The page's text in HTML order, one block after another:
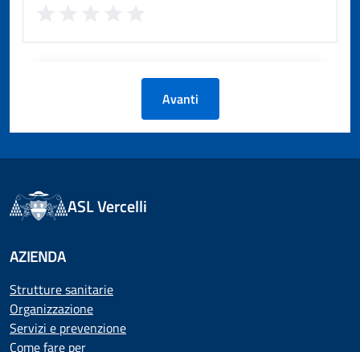
Avanti
ASL Vercelli
AZIENDA
Strutture sanitarie
Organizzazione
Servizi e prevenzione
Come fare per